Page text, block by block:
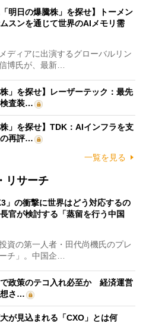
「明日の爆騰株」を探せ】トーメン
スンを通じて世界のAIメモリ需
ディアに出演するグローバルリン
博氏が、最新…
」を探せ】レーザーテック：最先
検査装…
」を探せ】TDK：AIインフラを支
再評…
一覧を見る
リサーチ
」の衝撃に世界はどう対応するの
官が検討する「蒸留を行う中国
資の第一人者・田代尚機氏のプレ
チ」。中国企…
政策のテコ入れ必至か 経済運営
想さ…
が見込まれる「CXO」とは何